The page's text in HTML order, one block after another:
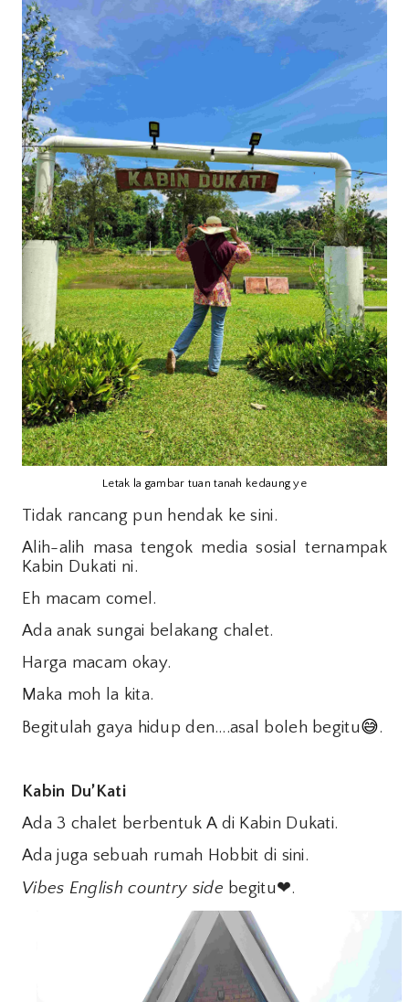
Letak la gambar tuan tanah kedaung ye
Tidak rancang pun hendak ke sini.
Alih-alih masa tengok media sosial ternampak
Kabin Dukati ni.
Eh macam comel.
Ada anak sungai belakang chalet.
Harga macam okay.
Maka moh la kita.
Begitulah gaya hidup den….asal boleh begitu😅.
Kabin Du’Kati
Ada 3 chalet berbentuk A di Kabin Dukati.
Ada juga sebuah rumah Hobbit di sini.
Vibes English country side begitu❤.